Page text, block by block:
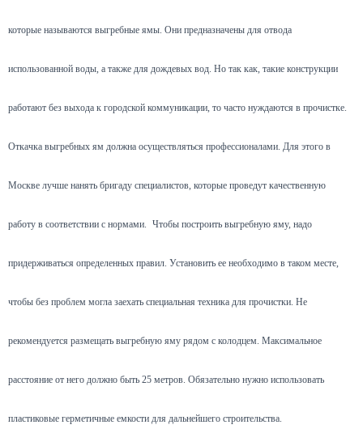
которые называются выгребные ямы. Они предназначены для отвода
использованной воды, а также для дождевых вод. Но так как, такие конструкции
работают без выхода к городской коммуникации, то часто нуждаются в прочистке.
Откачка выгребных ям должна осуществляться профессионалами. Для этого в
Москве лучше нанять бригаду специалистов, которые проведут качественную
работу в соответствии с нормами. Чтобы построить выгребную яму, надо
придерживаться определенных правил. Установить ее необходимо в таком месте,
чтобы без проблем могла заехать специальная техника для прочистки. Не
рекомендуется размещать выгребную яму рядом с колодцем. Максимальное
расстояние от него должно быть 25 метров. Обязательно нужно использовать
пластиковые герметичные емкости для дальнейшего строительства.